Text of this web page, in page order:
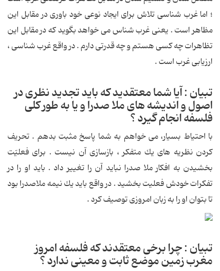
؛ اما غرب شناسی تلاش برای ایجاد نوعی خود باوری در مقابل این
مظاهر است . یعنی غرب شناس می خواهد بگوید كه در مقابل این
تظاهرات چه كسی هستم و چه قدرتی دارم . در واقع غرب شناسی ،
ارزیابی غرب است .
تبیان : آیا شما معتقدید كه باید تجدید نظری در
اصول و اندیشه های ملا صدرا و یا به طور كلی
فلسفه انجام گیرد ؟
با احتیاط بسیار، می خواهم به شما پاسخ مثبت بدهم . تحریف
كردن نظریه های یك متفكر ، بازسازی آن نیست . برای فعلیّت
بخشیدن به افكار ملا صدرا نباید آن را تغییر داد . باید او را در
تفكرات خودش فعلیت بخشید . در واقع باید یك نیمه ملاصدرا بود
تا بتوان او را به زبان امروزی توصیف كرد .
تبیان : چرا برخی معتقدند كه فلسفه امروز
مغرب زمین موضع ثابت و معینی ندارد ؟